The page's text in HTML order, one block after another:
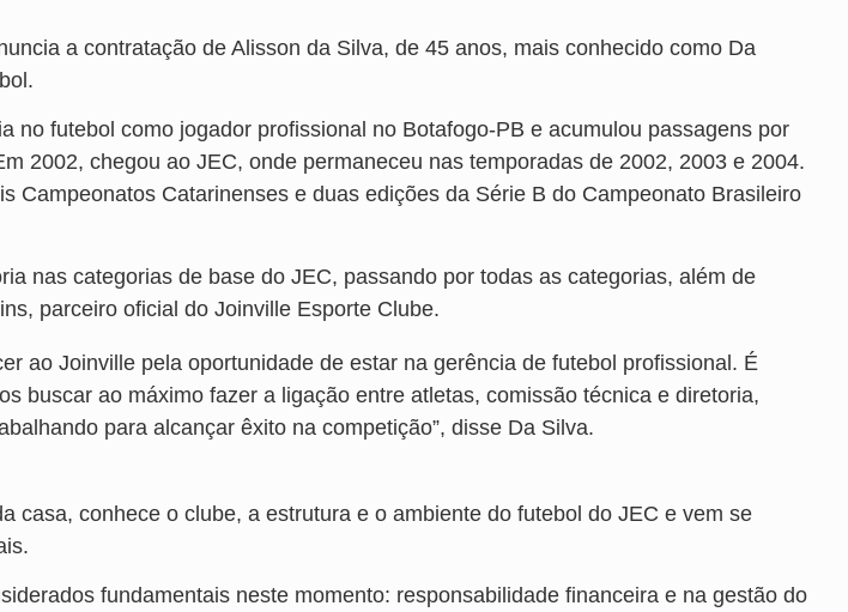
a contratação de Alisson da Silva, de 45 anos, mais conhecido como Da
no futebol como jogador profissional no Botafogo-PB e acumulou passagens por
2002, chegou ao JEC, onde permaneceu nas temporadas de 2002, 2003 e 2004.
Campeonatos Catarinenses e duas edições da Série B do Campeonato Brasileiro
nas categorias de base do JEC, passando por todas as categorias, além de
parceiro oficial do Joinville Esporte Clube.
ao Joinville pela oportunidade de estar na gerência de futebol profissional. É
buscar ao máximo fazer a ligação entre atletas, comissão técnica e diretoria,
para alcançar êxito na competição”, disse Da Silva.
casa, conhece o clube, a estrutura e o ambiente do futebol do JEC e vem se
fundamentais neste momento: responsabilidade financeira e na gestão do